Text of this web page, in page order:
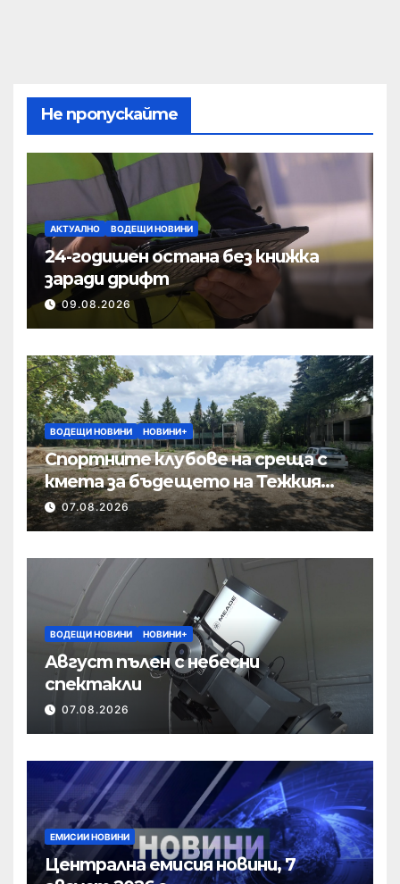
Не пропускайте
АКТУАЛНО ВОДЕЩИ НОВИНИ
24-годишен остана без книжка
заради дрифт
09.08.2026
ВОДЕЩИ НОВИНИ НОВИНИ+
Спортните клубове на среща с
кмета за бъдещето на Тежкия
полк
07.08.2026
ВОДЕЩИ НОВИНИ НОВИНИ+
Август пълен с небесни
спектакли
07.08.2026
ЕМИСИИ НОВИНИ
Централна емисия новини, 7